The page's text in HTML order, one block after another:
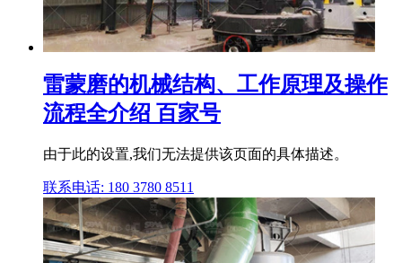
雷蒙磨的机械结构、工作原理及操作
流程全介绍 百家号
由于此的设置,我们无法提供该页面的具体描述。
联系电话: 180 3780 8511